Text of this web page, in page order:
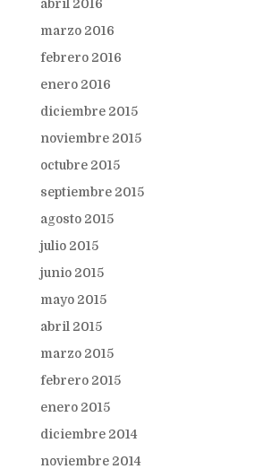
abril 2016
marzo 2016
febrero 2016
enero 2016
diciembre 2015
noviembre 2015
octubre 2015
septiembre 2015
agosto 2015
julio 2015
junio 2015
mayo 2015
abril 2015
marzo 2015
febrero 2015
enero 2015
diciembre 2014
noviembre 2014